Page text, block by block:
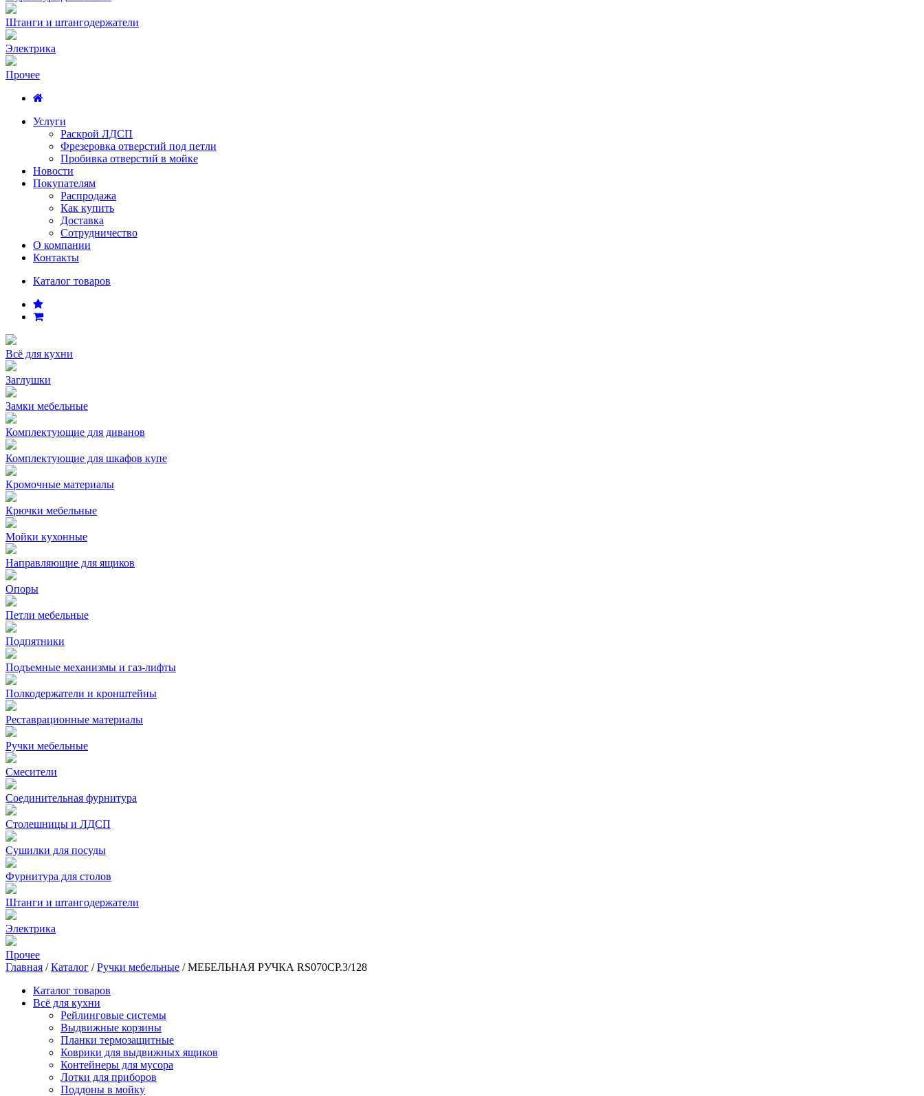
Штанги и штангодержатели
Электрика
Прочее
Услуги
Раскрой ЛДСП
Фрезеровка отверстий под петли
Пробивка отверстий в мойке
Новости
Покупателям
Распродажа
Как купить
Доставка
Сотрудничество
О компании
Контакты
Каталог товаров
Всё для кухни
Заглушки
Замки мебельные
Комплектующие для диванов
Комплектующие для шкафов купе
Кромочные материалы
Крючки мебельные
Мойки кухонные
Направляющие для ящиков
Опоры
Петли мебельные
Подпятники
Подъемные механизмы и газ-лифты
Полкодержатели и кронштейны
Реставрационные материалы
Ручки мебельные
Смесители
Соединительная фурнитура
Столешницы и ЛДСП
Сушилки для посуды
Фурнитура для столов
Штанги и штангодержатели
Электрика
Прочее
Главная /Каталог /Ручки мебельные /МЕБЕЛЬНАЯ РУЧКА RS070CP.3/128
Каталог товаров
Всё для кухни
Рейлинговые системы
Выдвижные корзины
Планки термозащитные
Коврики для выдвижных ящиков
Контейнеры для мусора
Лотки для приборов
Поддоны в мойку